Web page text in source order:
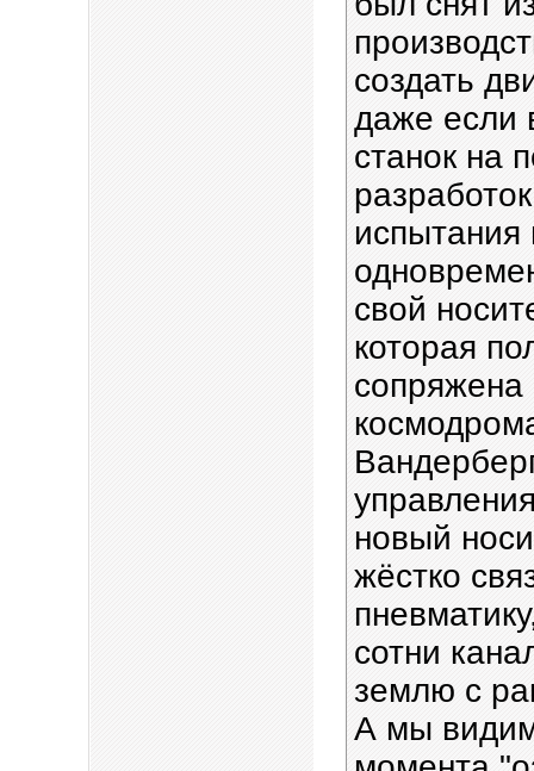
создать
даже если
станок на
испытания
свой
которая
сопряжена
новый
жёстко
сотни
землю с
А мы видим